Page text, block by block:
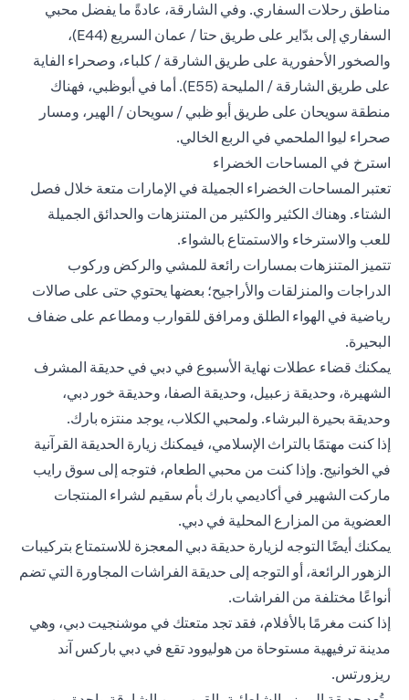
مناطق رحلات السفاري. وفي الشارقة، عادةً ما يفضل محبي
السفاري إلى بدّاير على طريق حتا / عمان السريع (E44)،
والصخور الأحفورية على طريق الشارقة / كلباء، وصحراء الفاية
على طريق الشارقة / المليحة (E55). أما في أبوظبي، فهناك
منطقة سويحان على طريق أبو ظبي / سويحان / الهير، ومسار
صحراء ليوا الملحمي في الربع الخالي.
استرخ في المساحات الخضراء
تعتبر المساحات الخضراء الجميلة في الإمارات متعة خلال فصل
الشتاء. وهناك الكثير والكثير من المتنزهات والحدائق الجميلة
للعب والاسترخاء والاستمتاع بالشواء.
تتميز المتنزهات بمسارات رائعة للمشي والركض وركوب
الدراجات والمنزلقات والأراجيح؛ بعضها يحتوي حتى على صالات
رياضية في الهواء الطلق ومرافق للقوارب ومطاعم على ضفاف
البحيرة.
يمكنك قضاء عطلات نهاية الأسبوع في دبي في حديقة المشرف
الشهيرة، وحديقة زعبيل، وحديقة الصفا، وحديقة خور دبي،
وحديقة بحيرة البرشاء. ولمحبي الكلاب، يوجد منتزه بارك.
إذا كنت مهتمًا بالتراث الإسلامي، فيمكنك زيارة الحديقة القرآنية
في الخوانيج. وإذا كنت من محبي الطعام، فتوجه إلى سوق رايب
ماركت الشهير في أكاديمي بارك بأم سقيم لشراء المنتجات
العضوية من المزارع المحلية في دبي.
يمكنك أيضًا التوجه لزيارة حديقة دبي المعجزة للاستمتاع بتركيبات
الزهور الرائعة، أو التوجه إلى حديقة الفراشات المجاورة التي تضم
أنواعًا مختلفة من الفراشات.
إذا كنت مغرمًا بالأفلام، فقد تجد متعتك في موشنجيت دبي، وهي
مدينة ترفيهية مستوحاة من هوليوود تقع في دبي باركس آند
ريزورتس.